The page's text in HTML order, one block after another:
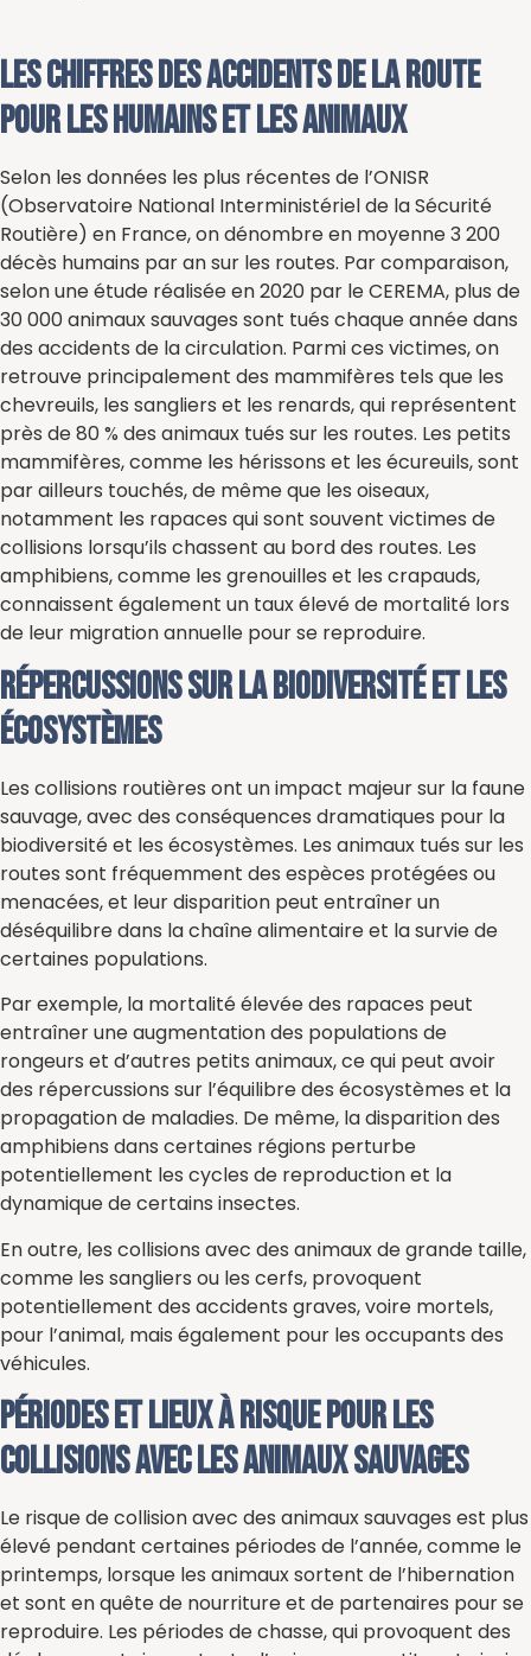
Les chiffres des accidents de la route
pour les humains et les animaux
Selon les données les plus récentes de l’ONISR
(Observatoire National Interministériel de la Sécurité
Routière) en France, on dénombre en moyenne 3 200
décès humains par an sur les routes. Par comparaison,
selon une étude réalisée en 2020 par le CEREMA, plus de
30 000 animaux sauvages sont tués chaque année dans
des accidents de la circulation. Parmi ces victimes, on
retrouve principalement des mammifères tels que les
chevreuils, les sangliers et les renards, qui représentent
près de 80 % des animaux tués sur les routes. Les petits
mammifères, comme les hérissons et les écureuils, sont
par ailleurs touchés, de même que les oiseaux,
notamment les rapaces qui sont souvent victimes de
collisions lorsqu’ils chassent au bord des routes. Les
amphibiens, comme les grenouilles et les crapauds,
connaissent également un taux élevé de mortalité lors
de leur migration annuelle pour se reproduire.
Répercussions sur la biodiversité et les
écosystèmes
Les collisions routières ont un impact majeur sur la faune
sauvage, avec des conséquences dramatiques pour la
biodiversité et les écosystèmes. Les animaux tués sur les
routes sont fréquemment des espèces protégées ou
menacées, et leur disparition peut entraîner un
déséquilibre dans la chaîne alimentaire et la survie de
certaines populations.
Par exemple, la mortalité élevée des rapaces peut
entraîner une augmentation des populations de
rongeurs et d’autres petits animaux, ce qui peut avoir
des répercussions sur l’équilibre des écosystèmes et la
propagation de maladies. De même, la disparition des
amphibiens dans certaines régions perturbe
potentiellement les cycles de reproduction et la
dynamique de certains insectes.
En outre, les collisions avec des animaux de grande taille,
comme les sangliers ou les cerfs, provoquent
potentiellement des accidents graves, voire mortels,
pour l’animal, mais également pour les occupants des
véhicules.
Périodes et lieux à risque pour les
collisions avec les animaux sauvages
Le risque de collision avec des animaux sauvages est plus
élevé pendant certaines périodes de l’année, comme le
printemps, lorsque les animaux sortent de l’hibernation
et sont en quête de nourriture et de partenaires pour se
reproduire. Les périodes de chasse, qui provoquent des